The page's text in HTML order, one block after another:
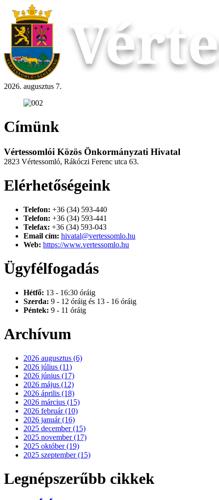
2026. augusztus 7.
Címünk
Vértessomlói Közös Önkormányzati Hivatal
2823 Vértessomló, Rákóczi Ferenc utca 63.
Elérhetőségeink
Telefon: +36 (34) 593-440
Telefon: +36 (34) 593-441
Telefax: +36 (34) 593-043
Email cím: hivatal@vertessomlo.hu
Web: https://www.vertessomlo.hu
Ügyfélfogadás
Hétfő: 13 - 16:30 óráig
Szerda: 9 - 12 óráig és 13 - 16 óráig
Péntek: 9 - 11 óráig
Archívum
2026 augusztus (6)
2026 július (11)
2026 június (17)
2026 május (12)
2026 április (18)
2026 március (15)
2026 február (10)
2026 január (16)
2025 december (15)
2025 november (17)
2025 október (19)
2025 szeptember (15)
Legnépszerűbb cikkek